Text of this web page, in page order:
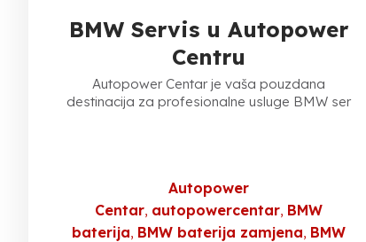
BMW Servis u Autopower
Centru
Autopower Centar je vaša pouzdana
destinacija za profesionalne usluge BMW ser
Autopower
Centar autopowercentar BMW
baterija BMW baterija zamjena BMW